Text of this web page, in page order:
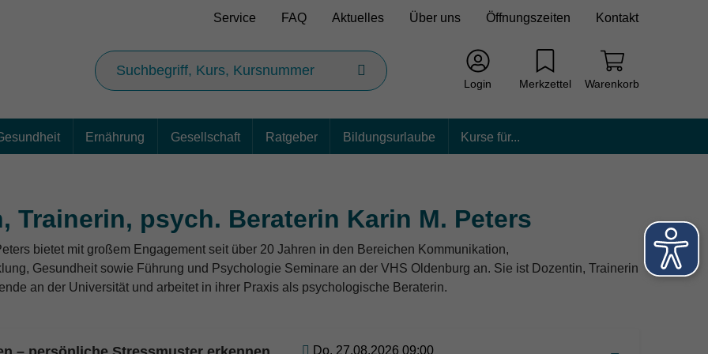
Service FAQ Aktuelles Über uns Öffnungszeiten Kontakt
Login Merkzettel Warenkorb
Ernährung Gesellschaft Ratgeber Bildungsurlaube Kurse für...
Trainerin, psych. Beraterin Karin M. Peters
bietet mit großem Engagement seit über 20 Jahren in den Bereichen Kommunikation,
Gesundheit sowie Führung und Psychologie Seminare an der VHS Oldenburg an. Sie ist Dozentin, Trainerin
an der Universität und arbeitet in ihrer Praxis als psychologische Beraterin.
Do. 27.08.2026 09:00